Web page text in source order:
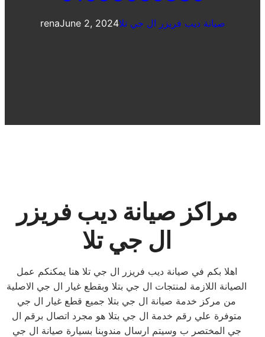
renaJune 2, 2024صيانة ديب فريزر ال جي تلا
مراكز صيانة ديب فريزر
ال جي تلا
اهلا بكم في صيانة ديب فريزر ال جي تلا هنا يمكنكم عمل
الصيانة اللازمة لمنتجات ال جي بتلا وبقطع غيار ال جي الاصلية
من مركز خدمة صيانة ال جي بتلا جميع قطع غيار ال جي
متوفرة علي رقم خدمة ال جي بتلا هو مجرد اتصال برقم ال
جي المختصر ب وسيتم ارسال مندوبنا بسيارة صيانة ال جي